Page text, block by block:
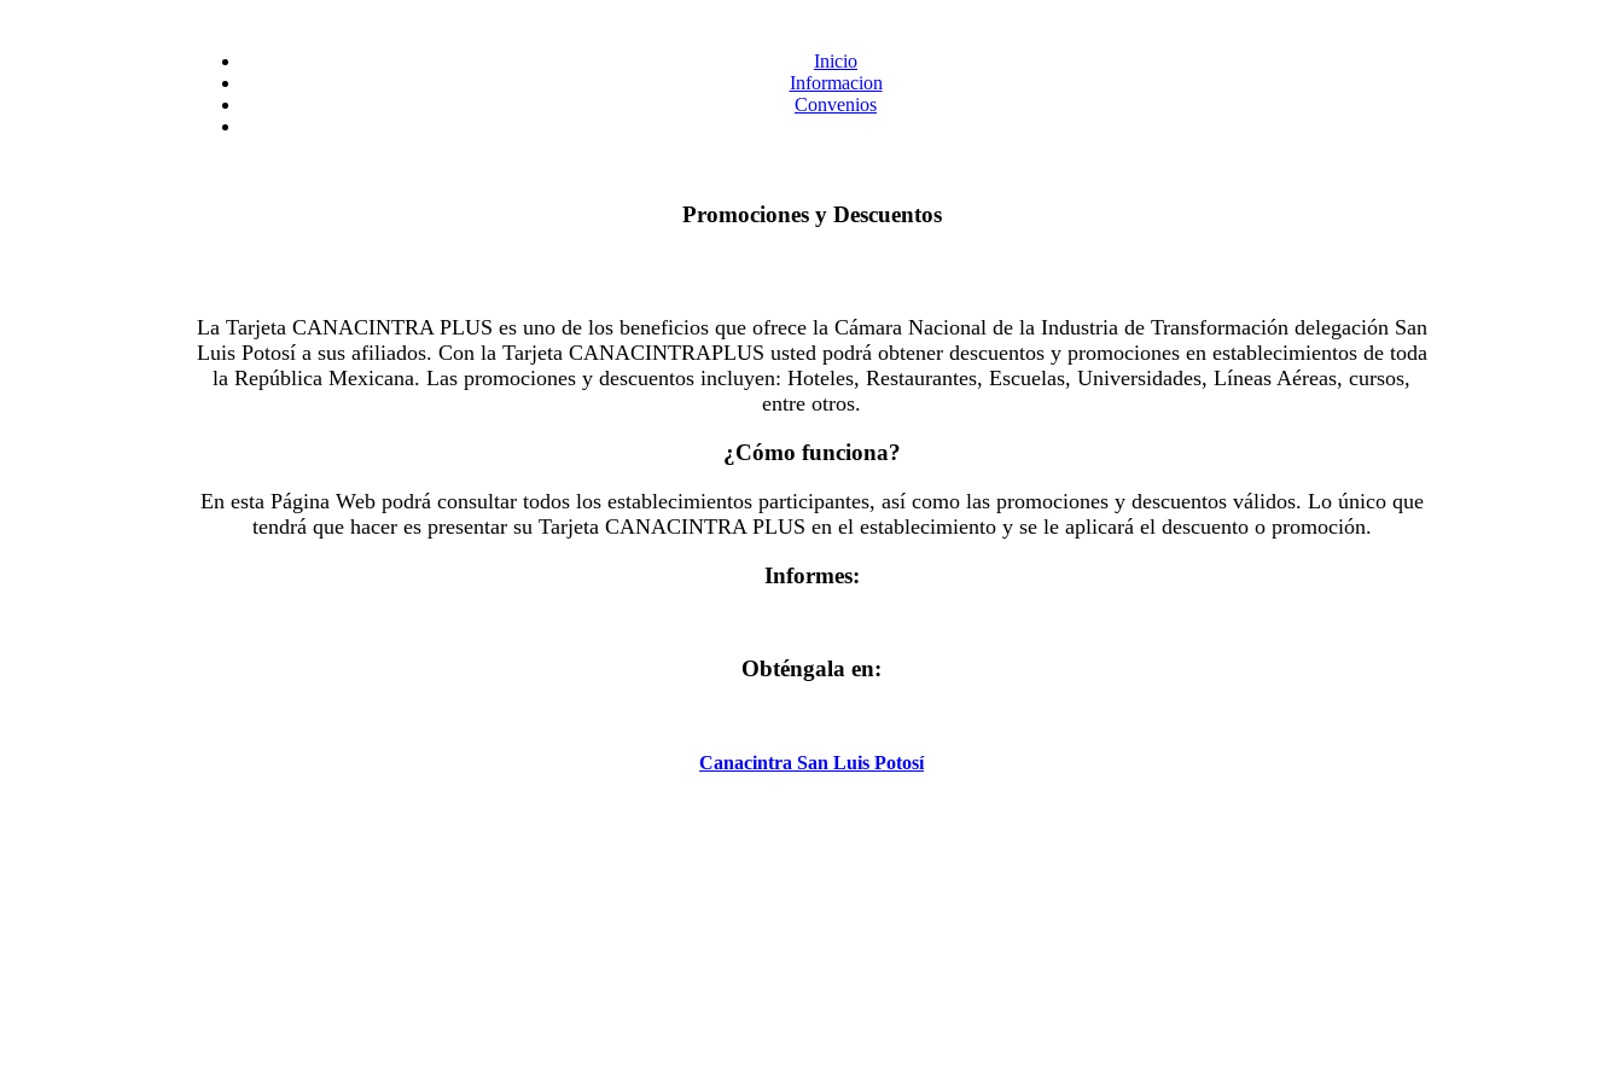
Inicio
Informacion
Convenios
Promociones y Descuentos
La Tarjeta CANACINTRA PLUS es uno de los beneficios que ofrece la Cámara Nacional de la Industria de Transformación delegación San
Luis Potosí a sus afiliados. Con la Tarjeta CANACINTRAPLUS usted podrá obtener descuentos y promociones en establecimientos de toda
la República Mexicana. Las promociones y descuentos incluyen: Hoteles, Restaurantes, Escuelas, Universidades, Líneas Aéreas, cursos,
entre otros.
¿Cómo funciona?
En esta Página Web podrá consultar todos los establecimientos participantes, así como las promociones y descuentos válidos. Lo único que
tendrá que hacer es presentar su Tarjeta CANACINTRA PLUS en el establecimiento y se le aplicará el descuento o promoción.
Informes:
Obténgala en:
Canacintra San Luis Potosí